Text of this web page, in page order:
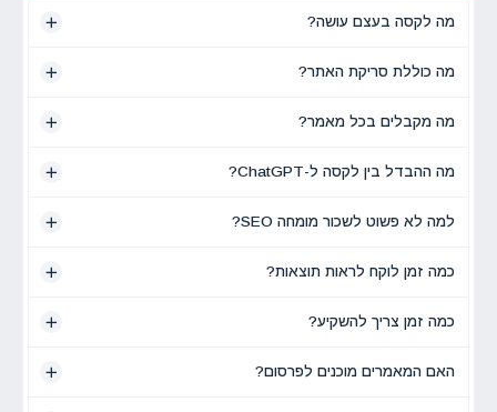
מה לקסה בעצם עושה?
מה כוללת סריקת האתר?
מה מקבלים בכל מאמר?
מה ההבדל בין לקסה ל-ChatGPT?
למה לא פשוט לשכור מומחה SEO?
כמה זמן לוקח לראות תוצאות?
כמה זמן צריך להשקיע?
האם המאמרים מוכנים לפרסום?